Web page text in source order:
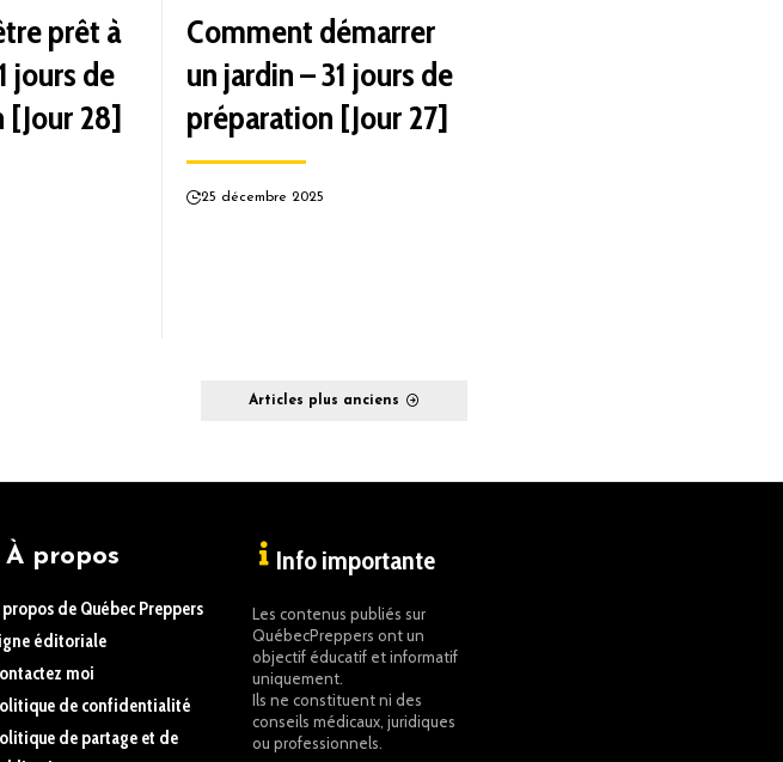
prêt à
jours de
[Jour 28]
Comment démarrer
un jardin – 31 jours de
préparation [Jour 27]
25 décembre 2025
Articles plus anciens
À propos
propos de Québec Preppers
éditoriale
moi
de confidentialité
de partage et de
Info importante
Les contenus publiés sur
QuébecPreppers ont un
objectif éducatif et informatif
uniquement.
Ils ne constituent ni des
conseils médicaux, juridiques
ou professionnels.